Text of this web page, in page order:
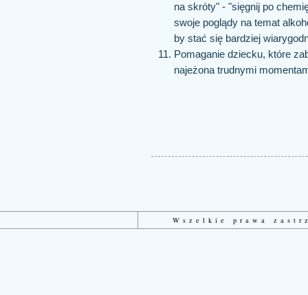
na skróty" - "sięgnij po
swoje poglądy na temat
by stać się bardziej
Pomaganie dziecku, które
najeżona trudnymi
Wszelkie prawa